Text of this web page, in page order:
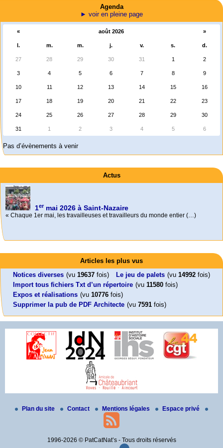
Agenda
► voir en pleine page
« août 2026 »
l. m. m. j. v. s. d.
27 28 29 30 31 1 2
3 4 5 6 7 8 9
10 11 12 13 14 15 16
17 18 19 20 21 22 23
24 25 26 27 28 29 30
31 1 2 3 4 5 6
Pas d’évènements à venir
Actus
1ermai 2026 à Saint-Nazaire
« Chaque 1er mai, les travailleuses et travailleurs du monde entier (…)
Foutez-nous la paix !
Aujourd’hui, mercredi 18 mars 2026, le président de la République
Emmanuel (…)
Leonard Peltier libre !
Leonard Peltier, un Amérindien condamné deux fois à la prison à vie pour
un (…)
En Pays-de-la-Loire le couperet est tombé !
« La présidente Horizons de la région Pays de la Loire veut faire voter ce (…)
Mon CV... Cette perle indique une nouveauté, ou le dernier travail (…)
Articles les plus vus
Notices diverses (vu 19637 fois) Le jeu de palets (vu 14992 fois)
Import tous fichiers Txt d’un répertoire (vu 11580 fois)
Expos et réalisations (vu 10776 fois)
Supprimer la pub de PDF Architecte (vu 7591 fois)
Plan du site Contact Mentions légales Espace privé
1996-2026 © PatCatNat’s - Tous droits réservés